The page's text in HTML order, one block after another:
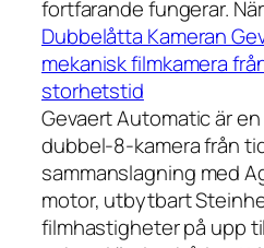
fortfarande fungerar.
Dubbelåtta Kameran
mekanisk filmkamera
storhetstid
Gevaert Automatic är
dubbel-8-kamera från
sammanslagning med
motor, utbytbart
filmhastigheter på upp